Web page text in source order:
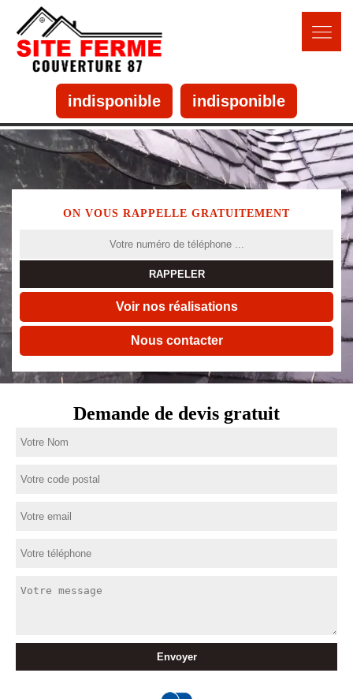
indisponible indisponible
ON VOUS RAPPELLE GRATUITEMENT
Voir nos réalisations
Nous contacter
Demande de devis gratuit